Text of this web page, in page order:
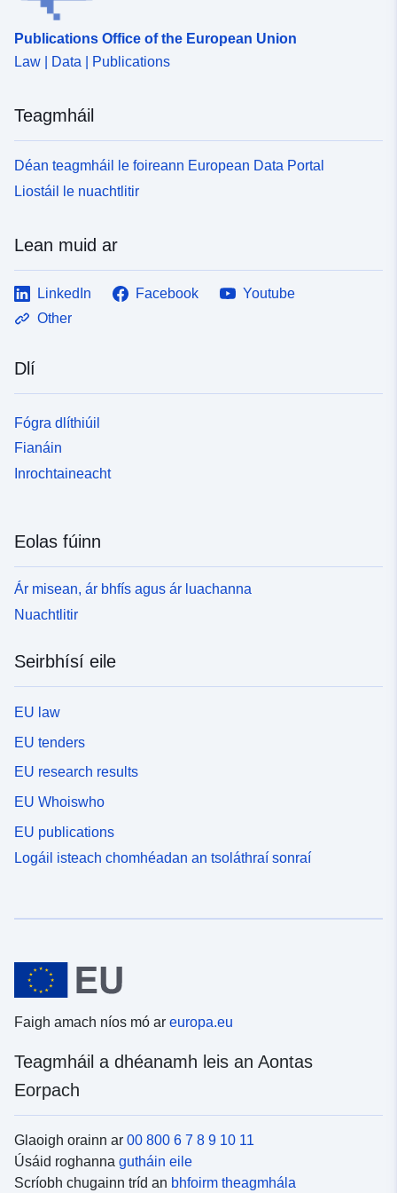
Publications Office of the European Union
Law | Data | Publications
Teagmháil
Déan teagmháil le foireann European Data Portal
Liostáil le nuachtlitir
Lean muid ar
LinkedIn Facebook
Youtube
Other
Dlí
Fógra dlíthiúil
Fianáin
Inrochtaineacht
Eolas fúinn
Ár misean, ár bhfís agus ár luachanna
Nuachtlitir
Seirbhísí eile
EU law
EU tenders
EU research results
EU Whoiswho
EU publications
Logáil isteach chomhéadan an tsoláthraí sonraí
Faigh amach níos mó ar europa.eu
Teagmháil a dhéanamh leis an Aontas
Eorpach
Glaoigh orainn ar 00 800 6 7 8 9 10 11
Úsáid roghanna gutháin eile
Scríobh chugainn tríd an bhfoirm theagmhála